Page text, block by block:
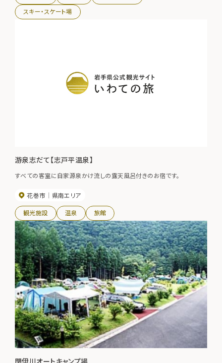
スキー・スケート場
游泉志だて【志戸平温泉】
すべての客室に自家源泉かけ流しの露天風呂付きのお宿です。
花巻市 県南エリア
観光施設 温泉 旅館
閉伊川オートキャンプ場